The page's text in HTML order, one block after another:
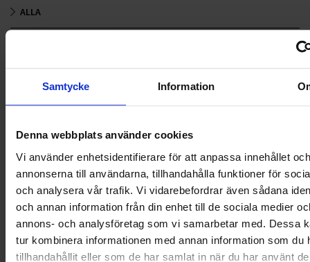
Samtycke Information
Denna webbplats använder cookies
Vi använder enhetsidentifierare för att anpassa innehållet och
annonserna till användarna, tillhandahålla funktioner för
och analysera vår trafik. Vi vidarebefordrar även sådana
och annan information från din enhet till de sociala medier
annons- och analysföretag som vi samarbetar med. Dessa
tur kombinera informationen med annan information som du
tillhandahållit eller som de har samlat in när du har använt
ALLA
NYA UPPDRAG
OHLSSONS REGION MITT
OHLSSONS REGION SYD
OHLSSONS REGION VÄST
OHLSSONSKOLLEGOR